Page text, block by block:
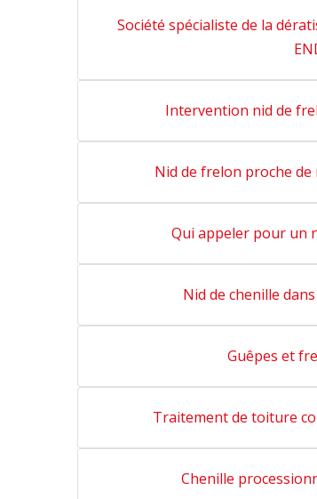
Société spécialiste de la
Intervention nid de
Nid de frelon proche
Qui appeler pour un
Nid de chenille
Guêpes et
Traitement de toiture
Chenille